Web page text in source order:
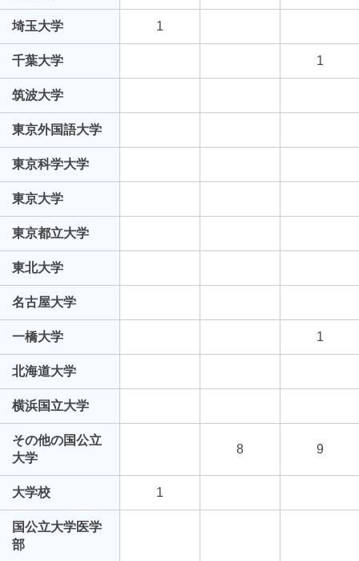
埼玉大学 1
千葉大学 1
筑波大学
東京外国語大学
東京科学大学
東京大学
東京都立大学
東北大学
名古屋大学
一橋大学 1
北海道大学
横浜国立大学
その他の国公立
大学
8 9
大学校 1
国公立大学医学
部